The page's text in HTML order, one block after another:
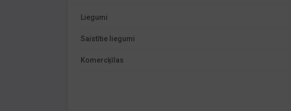
Liegumi
Saistītie liegumi
Komercķīlas